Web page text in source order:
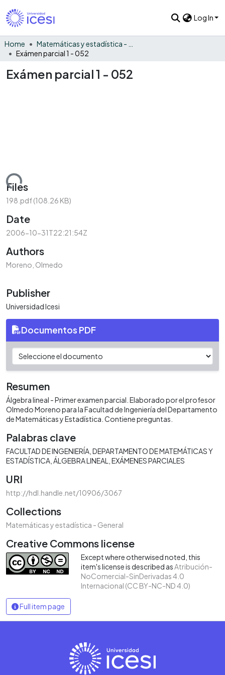
Log In
Home
Exámen parcial 1 - 052
Exámen parcial 1 - 052
Files
198.pdf(108.26 KB)
Date
2006-10-31T22:21:54Z
Authors
Moreno, Olmedo
Publisher
Universidad Icesi
Documentos PDF
Resumen
Álgebra lineal - Primer examen parcial. Elaborado por el profesor
Olmedo Moreno para la Facultad de Ingeniería del Departamento
de Matemáticas y Estadística. Contiene preguntas.
Palabras clave
FACULTAD DE INGENIERÍA DEPARTAMENTO DE MATEMÁTICAS Y
ESTADÍSTICA ÁLGEBRA LINEAL EXÁMENES PARCIALES
URI
http://hdl.handle.net/10906/3067
Collections
Matemáticas y estadística - General
Creative Commons license
Except where otherwised noted, this
item's license is described asAtribución-
NoComercial-SinDerivadas 4.0
Internacional (CC BY-NC-ND 4.0)
Full item page